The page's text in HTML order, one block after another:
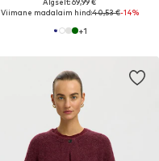
Algselt: 69,99 €
Viimane madalaim hind:40,53 €-14%
+1